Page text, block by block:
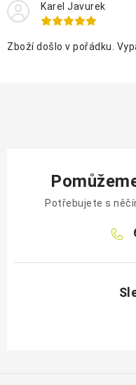
Karel Javurek
Zboží došlo v pořádku.
Potřebujete s